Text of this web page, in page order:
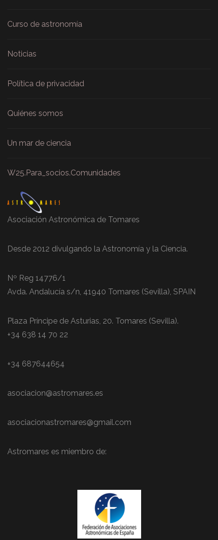
Curso de astronomía
Noticias
Política de privacidad
Quiénes somos
Un mar de ciencia
W25.Para_socios.Comunidades
Asociación Astronómica de Tomares
Desde 2012 divulgando la Astronomía y la Ciencia.
Nº Reg 14776/1
Avda. Andalucía s/n, 41940 Tomares (Sevilla), SPAIN
Plaza Príncipe de Asturias, 20. Tomares (Sevilla).
+34 638 14 70 22
+34 687644654
asociacion@astromares.es
asociacionastromares@gmail.com
Astromares es miembro de: